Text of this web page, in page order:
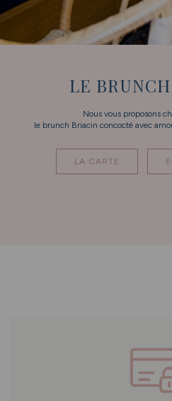
LE
Nous vous proposons
le brunch Briacin concocté avec
LA CARTE